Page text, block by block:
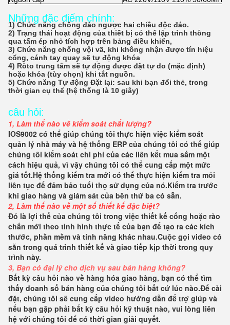
Những đặc điểm chính:
1) Chức năng chống đảo ngược hai chiều độc đáo.
2) Trạng thái hoạt động của thiết bị có thể lập trình thông
qua tấm ép nhỏ tích hợp trên bảng điều khiển,
3) Chức năng chống vội vã, khi không nhận được tín hiệu
cổng, cánh tay quay sẽ tự động khóa
4) Rôto trung tâm sẽ tự động được đặt tự do (mặc định)
hoặc khóa (tùy chọn) khi tắt nguồn.
5) Chức năng Tự động Đặt lại: sau khi bạn đổi thẻ, trong
thời gian cụ thể (hệ thống là 10 giây)
câu hỏi:
1, Làm thế nào về kiểm soát chất lượng?
IOS9002 có thể giúp chúng tôi thực hiện việc kiểm soát
quản lý nhà máy và hệ thống ERP của chúng tôi có thể giúp
chúng tôi kiểm soát chi phí của các liên kết mua sắm một
cách hiệu quả, vì vậy chúng tôi có thể cung cấp một mức
giá tốt.Hệ thống kiểm tra mới có thể thực hiện kiểm tra mỏi
liên tục để đảm bảo tuổi thọ sử dụng của nó.Kiểm tra trước
khi giao hàng và giám sát của bên thứ ba có sẵn.
2, Làm thế nào về một số thiết kế đặc biệt?
Đó là lợi thế của chúng tôi trong việc thiết kế cổng hoặc rào
chắn mới theo tình hình thực tế của bạn để tạo ra các kích
thước, phần mềm và tính năng khác nhau.Cuộc gọi video có
sẵn trong quá trình thiết kế và giao tiếp kịp thời trong quy
trình này.
3, Bạn có đại lý cho dịch vụ sau bán hàng không?
Bất kỳ câu hỏi nào về hàng hóa giao hàng, bạn có thể tìm
thấy doanh số bán hàng của chúng tôi bất cứ lúc nào.Để cài
đặt, chúng tôi sẽ cung cấp video hướng dẫn để trợ giúp và
nếu bạn gặp phải bất kỳ câu hỏi kỹ thuật nào, vui lòng liên
hệ với chúng tôi để có thời gian giải quyết.